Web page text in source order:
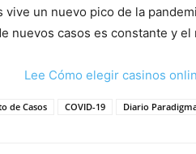
vive un nuevo pico de la
nuevos casos es constante y
Lee Cómo elegir casinos
de Casos COVID-19 Diario